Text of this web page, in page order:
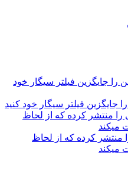
جایگزین فیلتر سیگار خود کنید
منتشر کرده که از لحاظ
میکند